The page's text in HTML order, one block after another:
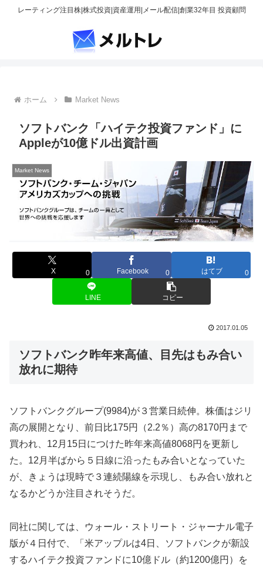
レーティング注目株|株式投資|資産運用|メール配信|創業32年目 投資顧問
ホーム Market News
ソフトバンク「ハイテク投資ファンド」に
Appleが10億ドル出資計画
Market News
X 0 Facebook 0 はてブ 0
LINE コピー
2017.01.05
ソフトバンク昨年来高値、目先はもみ合い
放れに期待
ソフトバンクグループ(9984)が３営業日続伸。株価はジリ
高の展開となり、前日比175円（2.2％）高の8170円まで
買われ、12月15日につけた昨年来高値8068円を更新し
た。12月半ばから５日線に沿ったもみ合いとなっていた
が、きょうは現時で３連続陽線を示現し、もみ合い放れと
なるかどうか注目されそうだ。
同社に関しては、ウォール・ストリート・ジャーナル電子
版が４日付で、「米アップルは4日、ソフトバンクが新設
するハイテク投資ファンドに10億ドル（約1200億円）を